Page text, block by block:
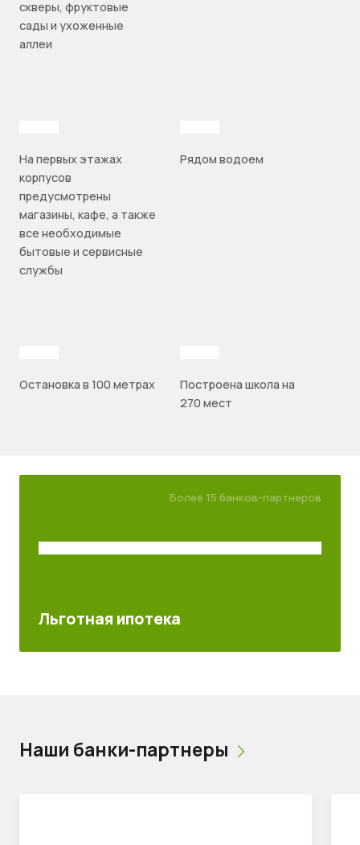
скверы, фруктовые
сады и ухоженные
аллеи
На первых этажах
корпусов
предусмотрены
магазины, кафе, а также
все необходимые
бытовые и сервисные
службы
Рядом водоем
Остановка в 100 метрах
Построена школа на
270 мест
Более 15 банков-партнеров
Льготная ипотека
Наши банки-партнеры